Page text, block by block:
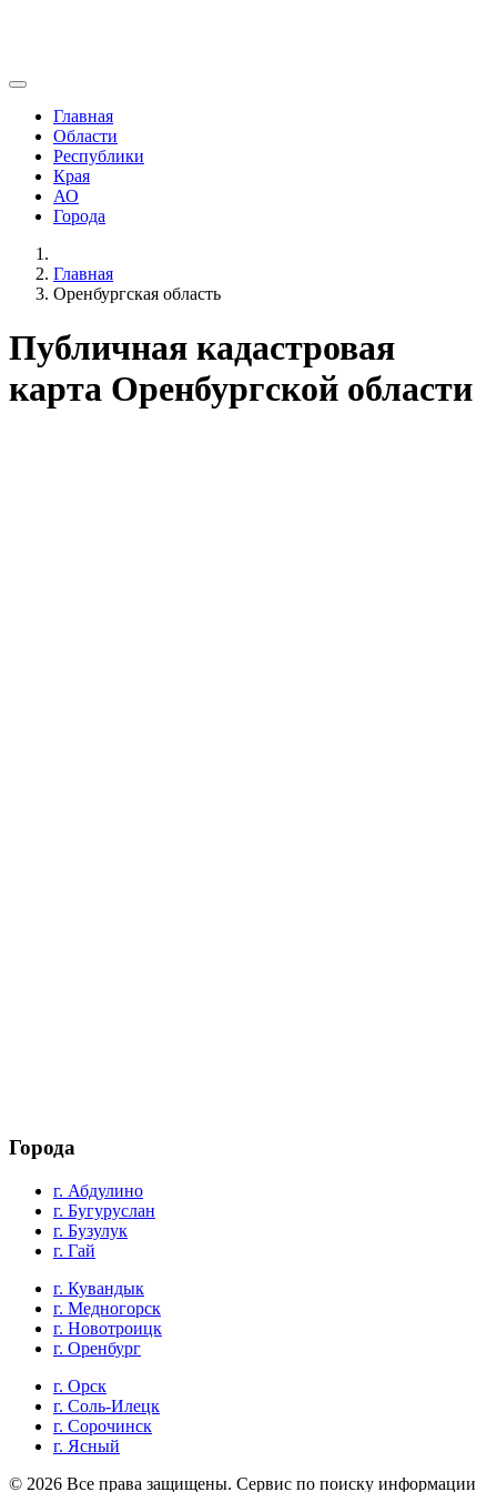
Главная
Области
Республики
Края
АО
Города
Главная
Оренбургская область
Публичная кадастровая
карта Оренбургской области
Города
г. Абдулино
г. Бугуруслан
г. Бузулук
г. Гай
г. Кувандык
г. Медногорск
г. Новотроицк
г. Оренбург
г. Орск
г. Соль-Илецк
г. Сорочинск
г. Ясный
© 2026 Все права защищены. Cервис по поиску информации